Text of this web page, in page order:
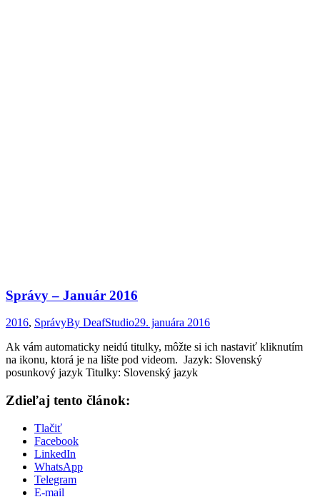
Správy – Január 2016
2016, SprávyBy DeafStudio29. januára 2016
Ak vám automaticky neidú titulky, môžte si ich nastaviť kliknutím
na ikonu, ktorá je na lište pod videom. Jazyk: Slovenský
posunkový jazyk Titulky: Slovenský jazyk
Zdieľaj tento článok:
Tlačiť
Facebook
LinkedIn
WhatsApp
Telegram
E-mail